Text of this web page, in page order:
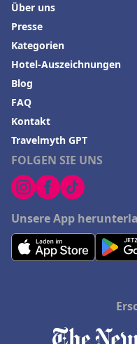
FOLGEN SIE UNS
Unsere App
Über uns
Presse
Kategorien
Hotel-Auszeichnungen
Blog
FAQ
Kontakt
Travelmyth GPT